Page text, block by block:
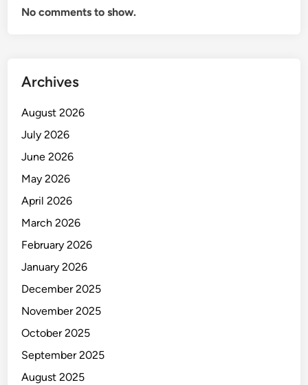
No comments to show.
Archives
August 2026
July 2026
June 2026
May 2026
April 2026
March 2026
February 2026
January 2026
December 2025
November 2025
October 2025
September 2025
August 2025